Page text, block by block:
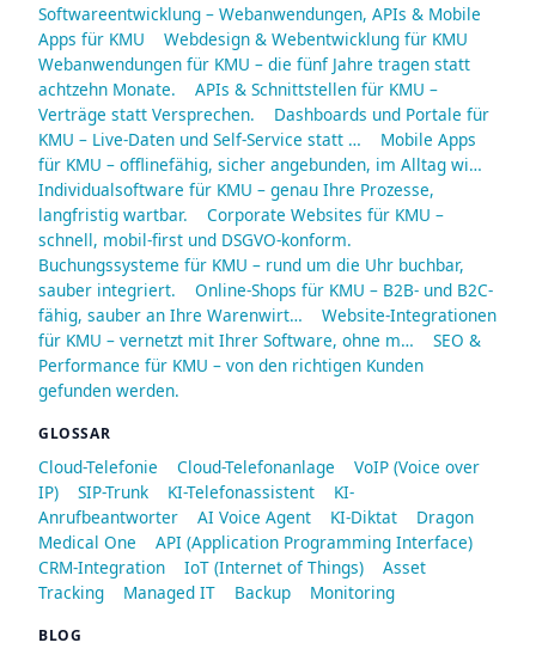
Softwareentwicklung – Webanwendungen, APIs & Mobile
Apps für KMU
Webdesign & Webentwicklung für KMU
Webanwendungen für KMU – die fünf Jahre tragen statt
achtzehn Monate.
APIs & Schnittstellen für KMU –
Verträge statt Versprechen.
Dashboards und Portale für
KMU – Live-Daten und Self-Service statt …
Mobile Apps
für KMU – offlinefähig, sicher angebunden, im Alltag wi…
Individualsoftware für KMU – genau Ihre Prozesse,
langfristig wartbar.
Corporate Websites für KMU –
schnell, mobil-first und DSGVO-konform.
Buchungssysteme für KMU – rund um die Uhr buchbar,
sauber integriert.
Online-Shops für KMU – B2B- und B2C-
fähig, sauber an Ihre Warenwirt…
Website-Integrationen
für KMU – vernetzt mit Ihrer Software, ohne m…
SEO &
Performance für KMU – von den richtigen Kunden
gefunden werden.
GLOSSAR
Cloud-Telefonie Cloud-Telefonanlage
VoIP (Voice over
IP)
SIP-Trunk KI-Telefonassistent
KI-
Anrufbeantworter
AI Voice Agent KI-Diktat
Dragon
Medical One
API (Application Programming Interface)
CRM-Integration
IoT (Internet of Things)
Asset
Tracking
Managed IT Backup Monitoring
BLOG